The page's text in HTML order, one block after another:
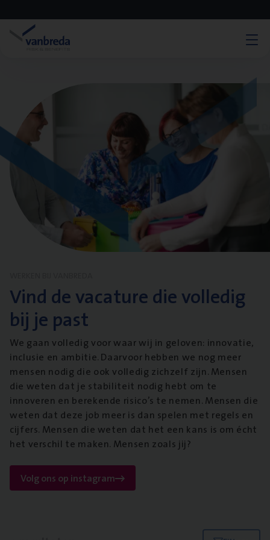
Vind de vacature die volledig
bij je past
We gaan volledig voor waar wij in geloven: innovatie,
inclusie en ambitie. Daarvoor hebben we nog meer
mensen nodig die ook volledig zichzelf zijn. Mensen
die weten dat je stabiliteit nodig hebt om te
innoveren en berekende risico’s te nemen. Mensen die
weten dat deze job meer is dan spelen met regels en
cijfers. Mensen die weten dat het een kans is om écht
het verschil te maken. Mensen zoals jij?
Volg ons op instagram